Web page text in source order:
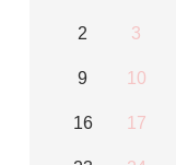
2 3
9 10
16 17